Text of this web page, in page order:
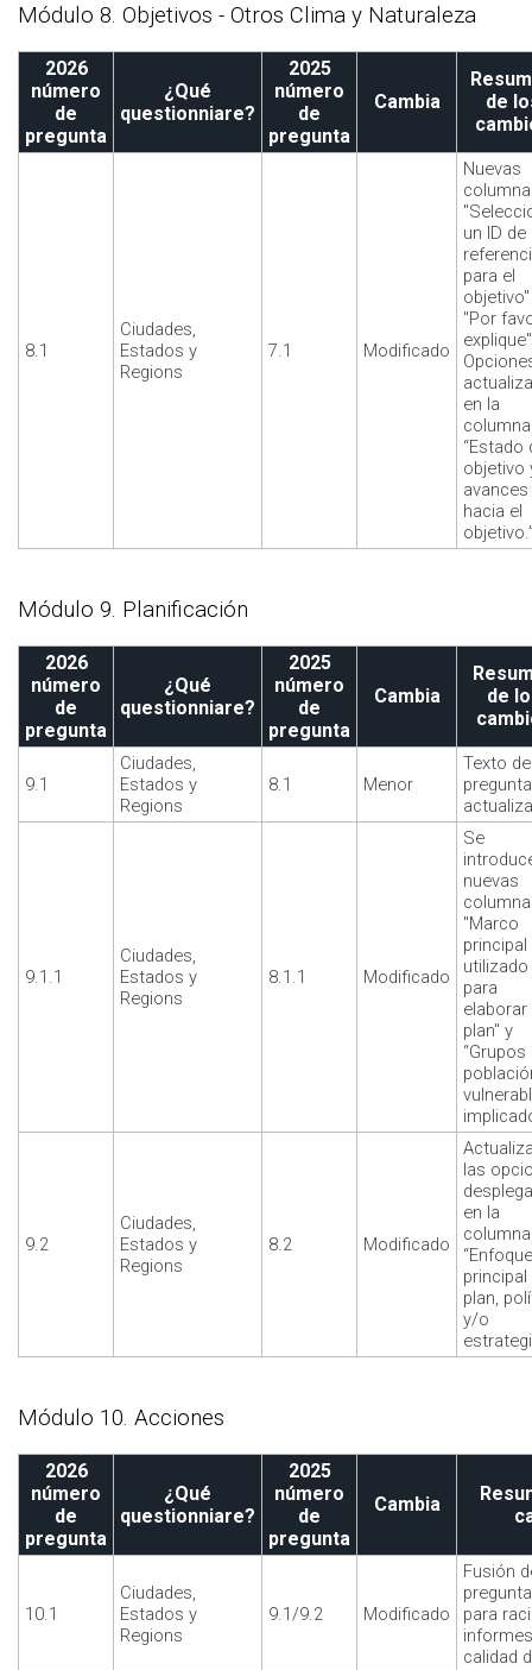
Módulo 8. Objetivos - Otros Clima y Naturaleza
2026
número
de
pregunta
¿Qué
questionniare?
2025
número
de
pregunta
Cambia
de
8.1
Ciudades,
Estados y
Regions
7.1 Modificado
Nuevas
un ID de
para el
"Por
explique"
en la
columna
“Estado
objetivo
avances
hacia el
Módulo 9. Planificación
2026
número
de
pregunta
¿Qué
questionniare?
2025
número
de
pregunta
Cambia
de
9.1
Ciudades,
Estados y
Regions
8.1 Menor
Texto
pregunta
9.1.1
Ciudades,
Estados y
Regions
8.1.1 Modificado
Se
nuevas
"Marco
principal
utilizado
para
elaborar
plan" y
“Grupos
9.2
Ciudades,
Estados y
Regions
8.2 Modificado
las
en la
columna
“Enfoque
principal
plan,
y/o
Módulo 10. Acciones
2026
número
de
pregunta
¿Qué
questionniare?
2025
número
de
pregunta
Cambia
10.1
Ciudades,
Estados y
Regions
9.1/9.2 Modificado
Fusión
para
calidad